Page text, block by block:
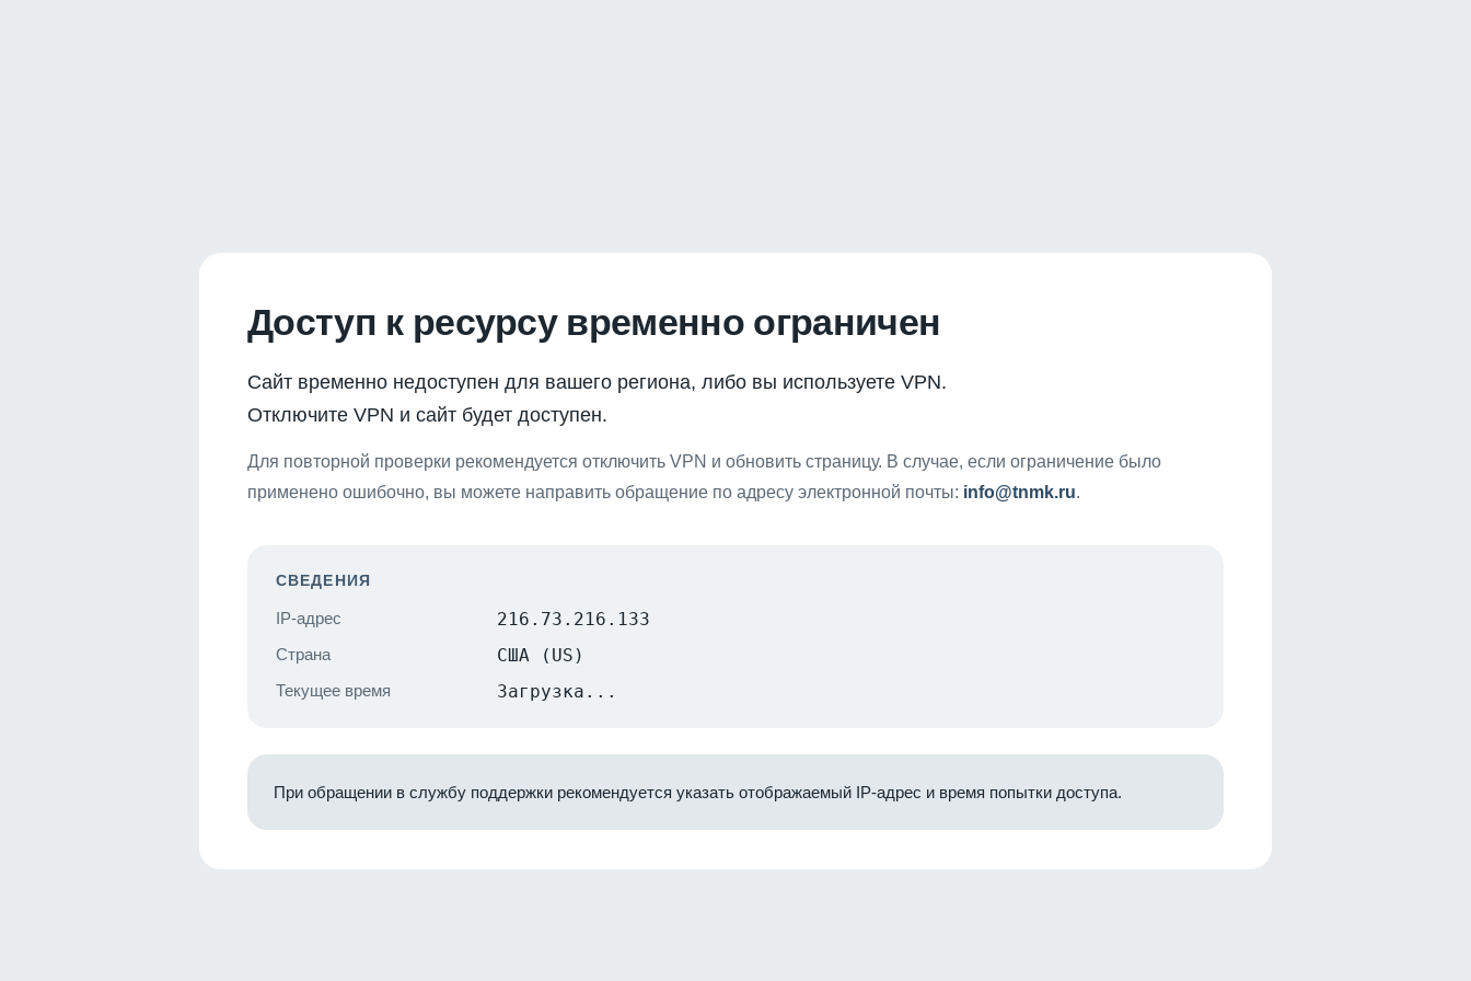
Доступ к ресурсу временно ограничен
Сайт временно недоступен для вашего региона, либо вы используете VPN.
Отключите VPN и сайт будет доступен.
Для повторной проверки рекомендуется отключить VPN и обновить страницу. В случае, если ограничение было
применено ошибочно, вы можете направить обращение по адресу электронной почты: info@tnmk.ru.
СВЕДЕНИЯ
IP-адрес 216.73.216.133
Страна США (US)
Текущее время Загрузка...
При обращении в службу поддержки рекомендуется указать отображаемый IP-адрес и время попытки доступа.